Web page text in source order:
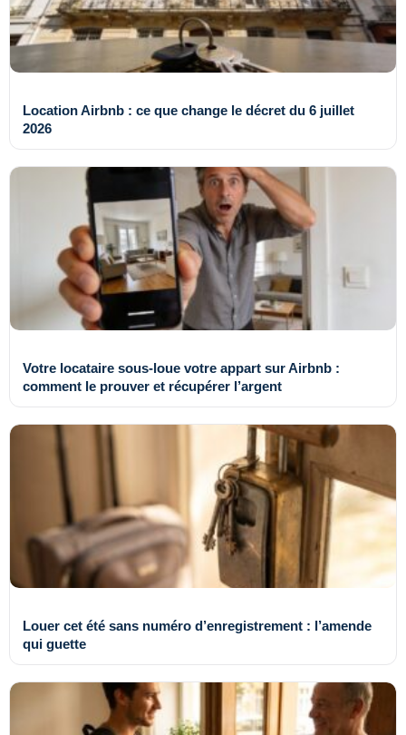
Location Airbnb : ce que change le décret du 6 juillet
2026
Votre locataire sous-loue votre appart sur Airbnb :
comment le prouver et récupérer l’argent
Louer cet été sans numéro d’enregistrement : l’amende
qui guette